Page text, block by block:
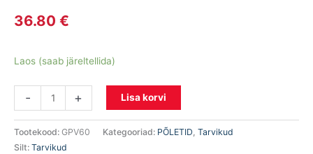
36.80 €
Laos (saab järeltellida)
- + Lisa korvi
Tootekood: GPV60 Kategooriad: PÕLETID, Tarvikud
Silt: Tarvikud